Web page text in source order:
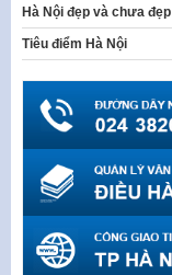
Hà Nội đẹp và chưa đẹp
Tiêu điểm Hà Nội